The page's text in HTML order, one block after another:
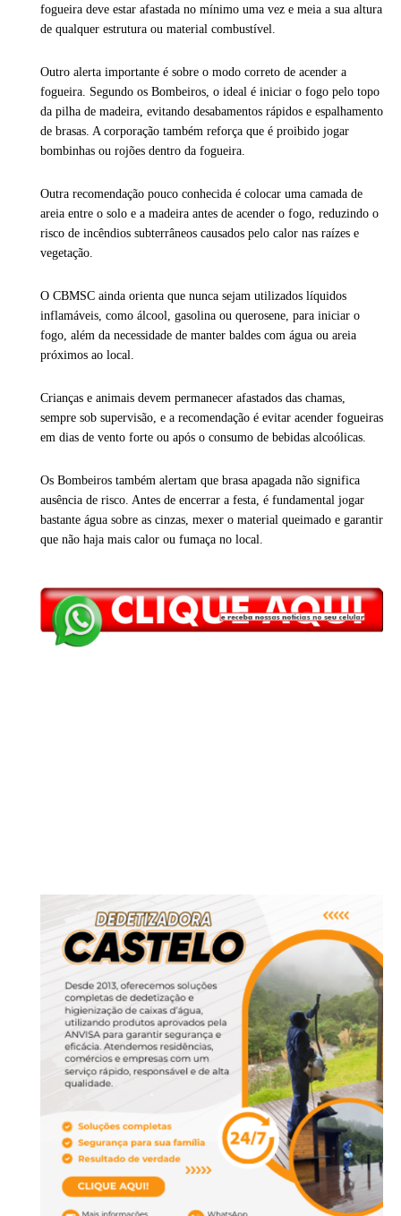
fogueira deve estar afastada no mínimo uma vez e meia a sua altura
de qualquer estrutura ou material combustível.
Outro alerta importante é sobre o modo correto de acender a
fogueira. Segundo os Bombeiros, o ideal é iniciar o fogo pelo topo
da pilha de madeira, evitando desabamentos rápidos e espalhamento
de brasas. A corporação também reforça que é proibido jogar
bombinhas ou rojões dentro da fogueira.
Outra recomendação pouco conhecida é colocar uma camada de
areia entre o solo e a madeira antes de acender o fogo, reduzindo o
risco de incêndios subterrâneos causados pelo calor nas raízes e
vegetação.
O CBMSC ainda orienta que nunca sejam utilizados líquidos
inflamáveis, como álcool, gasolina ou querosene, para iniciar o
fogo, além da necessidade de manter baldes com água ou areia
próximos ao local.
Crianças e animais devem permanecer afastados das chamas,
sempre sob supervisão, e a recomendação é evitar acender fogueiras
em dias de vento forte ou após o consumo de bebidas alcoólicas.
Os Bombeiros também alertam que brasa apagada não significa
ausência de risco. Antes de encerrar a festa, é fundamental jogar
bastante água sobre as cinzas, mexer o material queimado e garantir
que não haja mais calor ou fumaça no local.